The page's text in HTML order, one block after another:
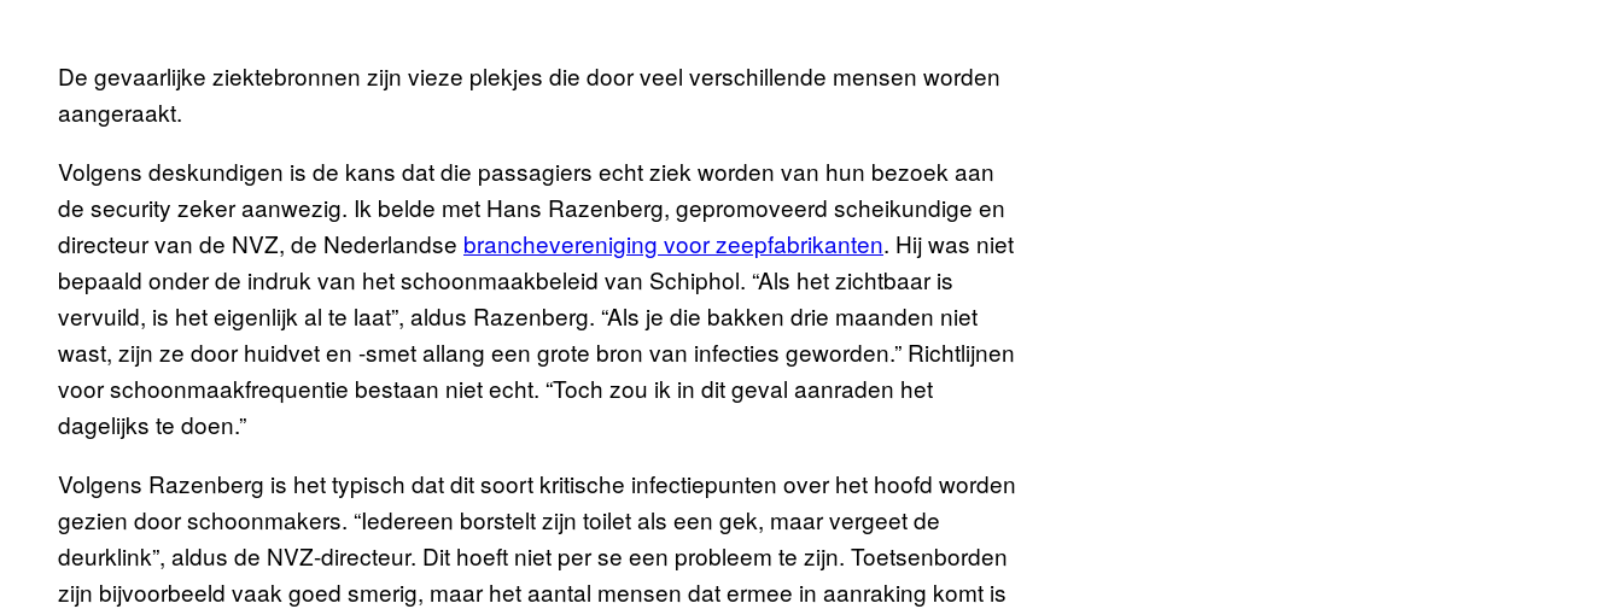
De gevaarlijke ziektebronnen zijn vieze plekjes die door veel verschillende mensen worden
aangeraakt.
Volgens deskundigen is de kans dat die passagiers echt ziek worden van hun bezoek aan
de security zeker aanwezig. Ik belde met Hans Razenberg, gepromoveerd scheikundige en
directeur van de NVZ, de Nederlandse branchevereniging voor zeepfabrikanten. Hij was niet
bepaald onder de indruk van het schoonmaakbeleid van Schiphol. “Als het zichtbaar is
vervuild, is het eigenlijk al te laat”, aldus Razenberg. “Als je die bakken drie maanden niet
wast, zijn ze door huidvet en -smet allang een grote bron van infecties geworden.” Richtlijnen
voor schoonmaakfrequentie bestaan niet echt. “Toch zou ik in dit geval aanraden het
dagelijks te doen.”
Volgens Razenberg is het typisch dat dit soort kritische infectiepunten over het hoofd worden
gezien door schoonmakers. “Iedereen borstelt zijn toilet als een gek, maar vergeet de
deurklink”, aldus de NVZ-directeur. Dit hoeft niet per se een probleem te zijn. Toetsenborden
zijn bijvoorbeeld vaak goed smerig, maar het aantal mensen dat ermee in aanraking komt is